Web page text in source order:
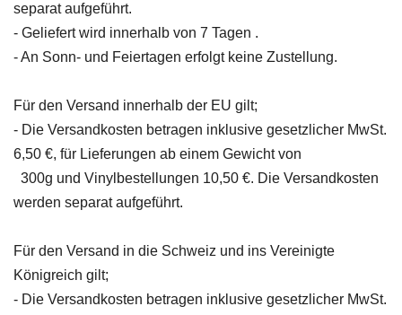
separat aufgeführt.
- Geliefert wird innerhalb von 7 Tagen .
- An Sonn- und Feiertagen erfolgt keine Zustellung.
Für den Versand innerhalb der EU gilt;
- Die Versandkosten betragen inklusive gesetzlicher MwSt.
6,50 €, für Lieferungen ab einem Gewicht von
300g und Vinylbestellungen 10,50 €. Die Versandkosten
werden separat aufgeführt.
Für den Versand in die Schweiz und ins Vereinigte
Königreich gilt;
- Die Versandkosten betragen inklusive gesetzlicher MwSt.